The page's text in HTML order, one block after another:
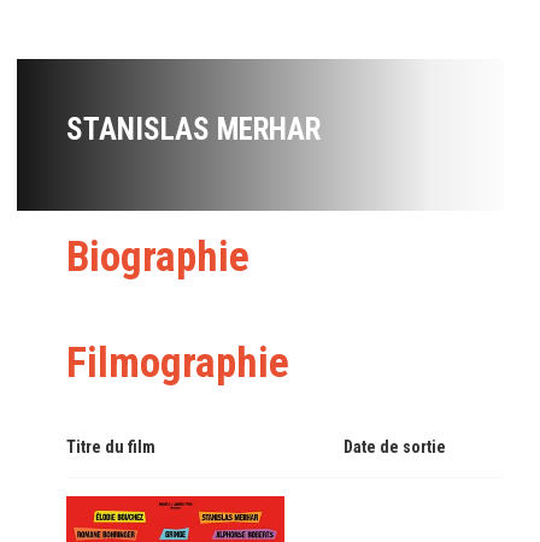
STANISLAS MERHAR
Biographie
Filmographie
Titre du film Date de sortie